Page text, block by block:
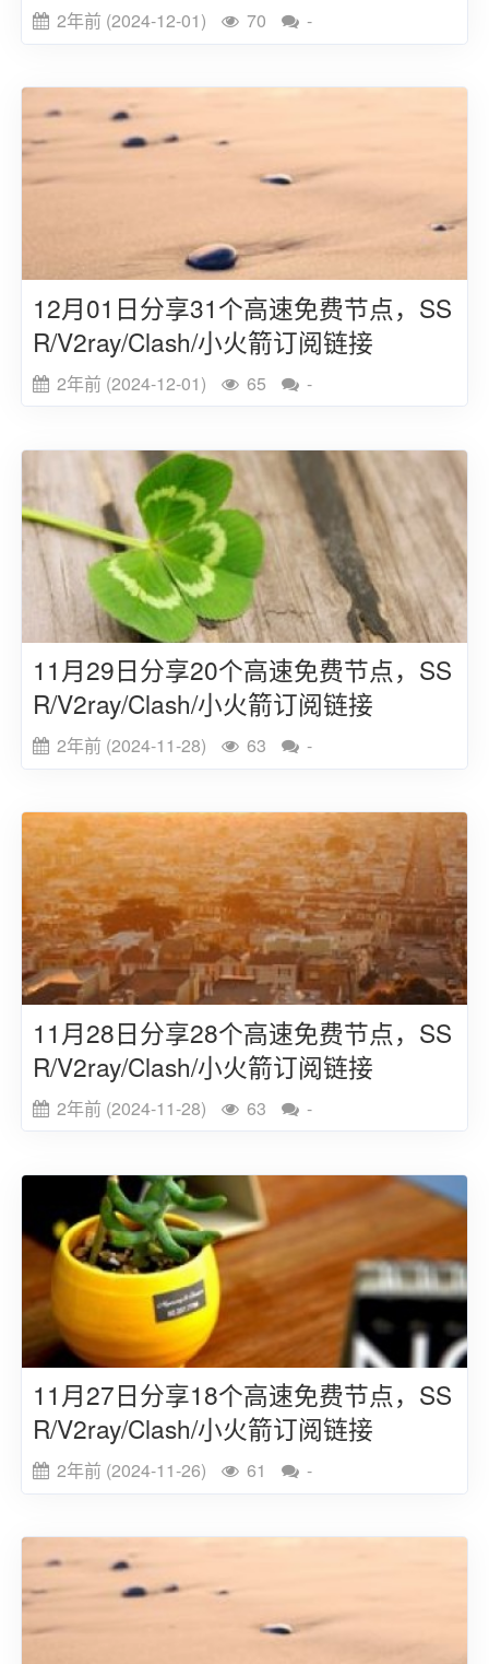
2年前 (2024-12-01) 70 -
12月01日分享31个高速免费节点，SS
R/V2ray/Clash/小火箭订阅链接
2年前 (2024-12-01) 65 -
11月29日分享20个高速免费节点，SS
R/V2ray/Clash/小火箭订阅链接
2年前 (2024-11-28) 63 -
11月28日分享28个高速免费节点，SS
R/V2ray/Clash/小火箭订阅链接
2年前 (2024-11-28) 63 -
11月27日分享18个高速免费节点，SS
R/V2ray/Clash/小火箭订阅链接
2年前 (2024-11-26) 61 -